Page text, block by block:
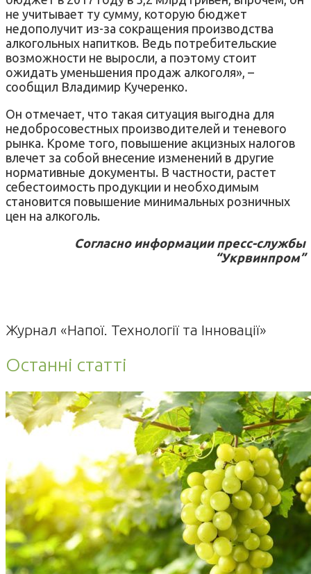
не учитывает ту сумму, которую бюджет
недополучит из-за сокращения производства
алкогольных напитков. Ведь потребительские
возможности не выросли, а поэтому стоит
ожидать уменьшения продаж алкоголя», –
сообщил Владимир Кучеренко.
Он отмечает, что такая ситуация выгодна для
недобросовестных производителей и теневого
рынка. Кроме того, повышение акцизных налогов
влечет за собой внесение изменений в другие
нормативные документы. В частности, растет
себестоимость продукции и необходимым
становится повышение минимальных розничных
цен на алкоголь.
Согласно информации пресс-службы
“Укрвинпром”
Журнал «Напої. Технології та Інновації»
Останні статті